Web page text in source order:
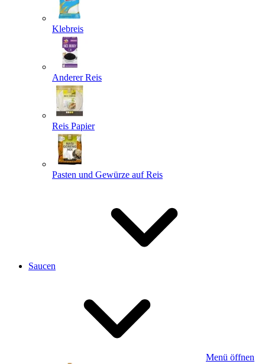
Klebreis
Anderer Reis
Reis Papier
Pasten und Gewürze auf Reis
Saucen
Menü öffnen